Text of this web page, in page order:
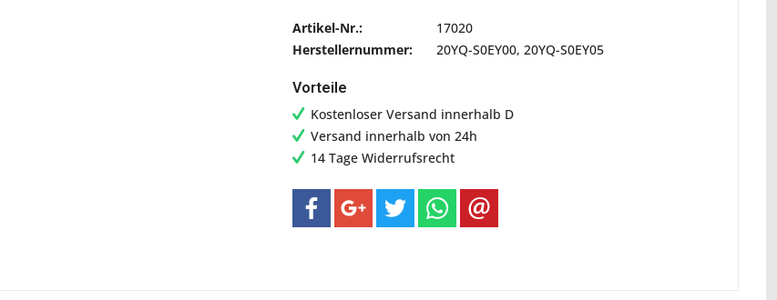
Artikel-Nr.:
17020
Herstellernummer:
20YQ-S0EY00, 20YQ-S0EY05
Vorteile
Kostenloser Versand innerhalb D
Versand innerhalb von 24h
14 Tage Widerrufsrecht